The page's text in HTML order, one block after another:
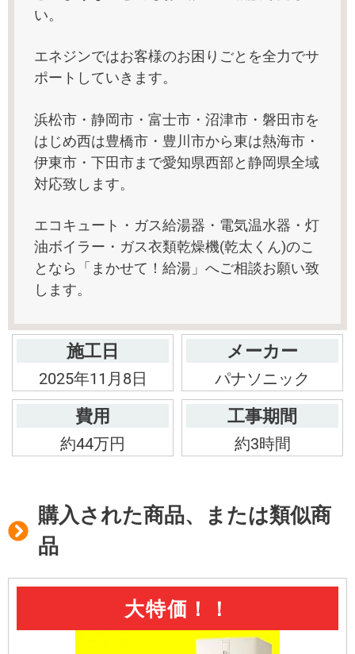
い。
エネジンではお客様のお困りごとを全力でサ
ポートしていきます。
浜松市・静岡市・富士市・沼津市・磐田市を
はじめ西は豊橋市・豊川市から東は熱海市・
伊東市・下田市まで愛知県西部と静岡県全域
対応致します。
エコキュート・ガス給湯器・電気温水器・灯
油ボイラー・ガス衣類乾燥機(乾太くん)のこ
となら「まかせて！給湯」へご相談お願い致
します。
施工日
2025年11月8日
メーカー
パナソニック
費用
約44万円
工事期間
約3時間
購入された商品、または類似商
品
大特価！！